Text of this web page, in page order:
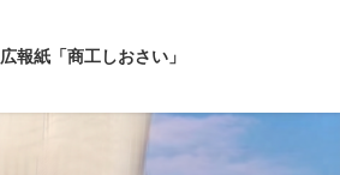
広報紙「商工しおさい」